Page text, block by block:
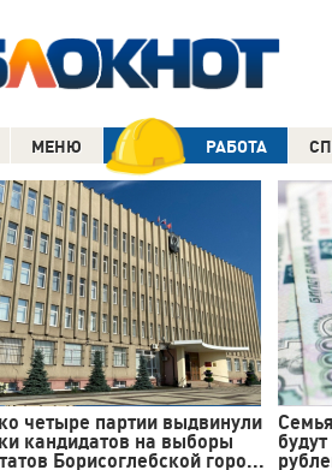
МЕНЮ РАБОТА
четыре партии выдвинули
кандидатов на выборы
Борисоглебской горо...